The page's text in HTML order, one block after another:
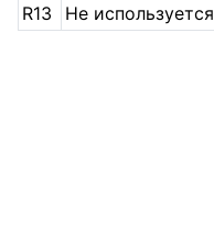
R13
Не используется